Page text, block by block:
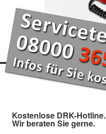
Kostenlose DRK-Hotline.
Wir beraten Sie gerne.